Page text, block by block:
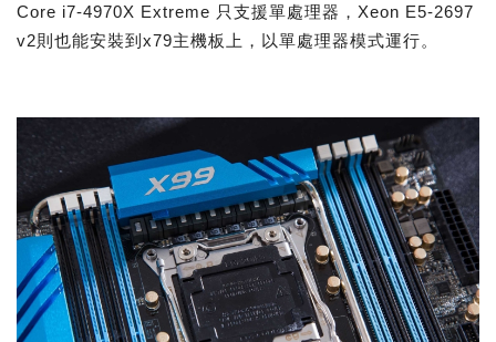
Core i7-4970X Extreme 只支援單處理器，Xeon E5-2697
v2則也能安裝到x79主機板上，以單處理器模式運行。